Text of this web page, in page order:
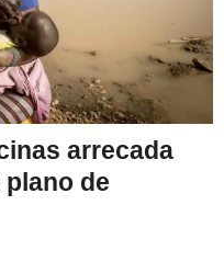
arrecada
plano de